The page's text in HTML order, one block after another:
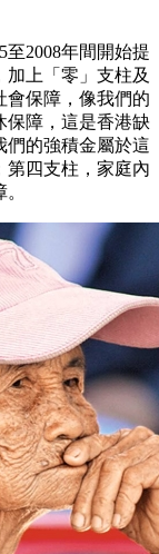
2008年間開始提
上「零」支柱及
會保障，像我們的
保障，這是香港缺
們的強積金屬於這
第四支柱，家庭內